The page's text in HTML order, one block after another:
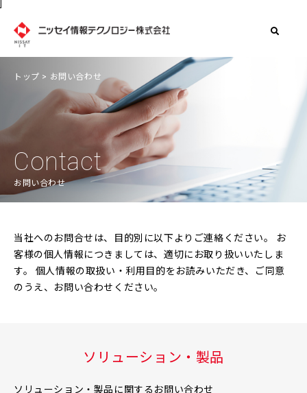
トップ > お問い合わせ
Contact
お問い合わせ
当社へのお問合せは、目的別に以下よりご連絡ください。
お
客様の個人情報につきましては、適切にお取り扱いいたしま
す。
個人情報の取扱い・利用目的をお読みいただき、ご同意
のうえ、お問い合わせください。
ソリューション・製品
ソリューション・製品に関するお問い合わせ